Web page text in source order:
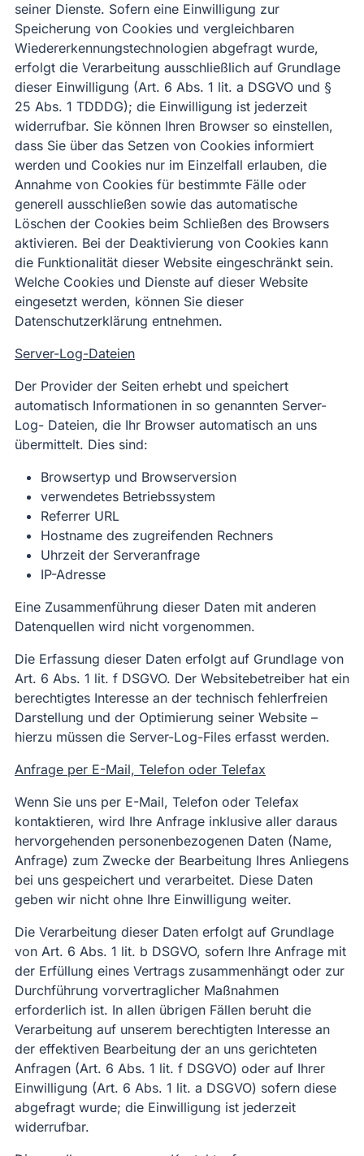
seiner Dienste. Sofern eine Einwilligung zur
Speicherung von Cookies und vergleichbaren
Wiedererkennungstechnologien abgefragt wurde,
erfolgt die Verarbeitung ausschließlich auf Grundlage
dieser Einwilligung (Art. 6 Abs. 1 lit. a DSGVO und §
25 Abs. 1 TDDDG); die Einwilligung ist jederzeit
widerrufbar. Sie können Ihren Browser so einstellen,
dass Sie über das Setzen von Cookies informiert
werden und Cookies nur im Einzelfall erlauben, die
Annahme von Cookies für bestimmte Fälle oder
generell ausschließen sowie das automatische
Löschen der Cookies beim Schließen des Browsers
aktivieren. Bei der Deaktivierung von Cookies kann
die Funktionalität dieser Website eingeschränkt sein.
Welche Cookies und Dienste auf dieser Website
eingesetzt werden, können Sie dieser
Datenschutzerklärung entnehmen.
Server-Log-Dateien
Der Provider der Seiten erhebt und speichert
automatisch Informationen in so genannten Server-
Log- Dateien, die Ihr Browser automatisch an uns
übermittelt. Dies sind:
Browsertyp und Browserversion
verwendetes Betriebssystem
Referrer URL
Hostname des zugreifenden Rechners
Uhrzeit der Serveranfrage
IP-Adresse
Eine Zusammenführung dieser Daten mit anderen
Datenquellen wird nicht vorgenommen.
Die Erfassung dieser Daten erfolgt auf Grundlage von
Art. 6 Abs. 1 lit. f DSGVO. Der Websitebetreiber hat ein
berechtigtes Interesse an der technisch fehlerfreien
Darstellung und der Optimierung seiner Website –
hierzu müssen die Server-Log-Files erfasst werden.
Anfrage per E-Mail, Telefon oder Telefax
Wenn Sie uns per E-Mail, Telefon oder Telefax
kontaktieren, wird Ihre Anfrage inklusive aller daraus
hervorgehenden personenbezogenen Daten (Name,
Anfrage) zum Zwecke der Bearbeitung Ihres Anliegens
bei uns gespeichert und verarbeitet. Diese Daten
geben wir nicht ohne Ihre Einwilligung weiter.
Die Verarbeitung dieser Daten erfolgt auf Grundlage
von Art. 6 Abs. 1 lit. b DSGVO, sofern Ihre Anfrage mit
der Erfüllung eines Vertrags zusammenhängt oder zur
Durchführung vorvertraglicher Maßnahmen
erforderlich ist. In allen übrigen Fällen beruht die
Verarbeitung auf unserem berechtigten Interesse an
der effektiven Bearbeitung der an uns gerichteten
Anfragen (Art. 6 Abs. 1 lit. f DSGVO) oder auf Ihrer
Einwilligung (Art. 6 Abs. 1 lit. a DSGVO) sofern diese
abgefragt wurde; die Einwilligung ist jederzeit
widerrufbar.